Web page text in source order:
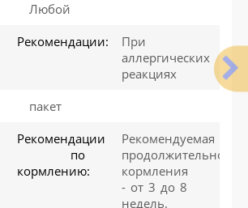
Любой
Рекомендации:
При
аллергических
реакциях
пакет
Рекомендации
по
кормлению:
Рекомендуемая
продолжительность
кормления
- от 3 до 8
недель.